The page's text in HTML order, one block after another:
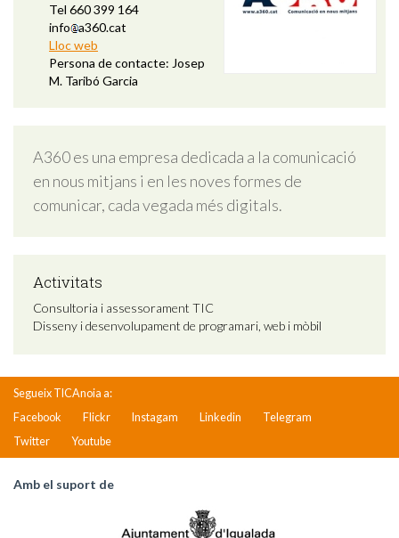
Tel 660 399 164
info a360.cat
Lloc web
Persona de contacte: Josep
M. Taribó Garcia
A360 es una empresa dedicada a la comunicació
en nous mitjans i en les noves formes de
comunicar, cada vegada més digitals.
Activitats
Consultoria i assessorament TIC
Disseny i desenvolupament de programari, web i mòbil
Segueix TICAnoia a:
Facebook
Flickr Instagam Linkedin
Telegram
Twitter
Youtube
Amb el suport de